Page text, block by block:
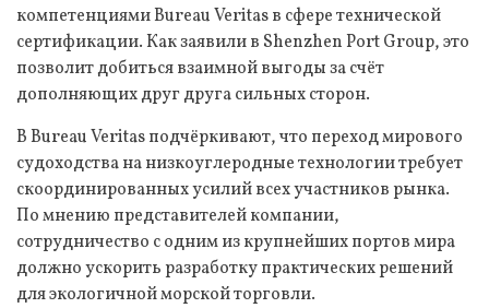
компетенциями Bureau Veritas в сфере технической
сертификации. Как заявили в Shenzhen Port Group, это
позволит добиться взаимной выгоды за счёт
дополняющих друг друга сильных сторон.
В Bureau Veritas подчёркивают, что переход мирового
судоходства на низкоуглеродные технологии требует
скоординированных усилий всех участников рынка.
По мнению представителей компании,
сотрудничество с одним из крупнейших портов мира
должно ускорить разработку практических решений
для экологичной морской торговли.